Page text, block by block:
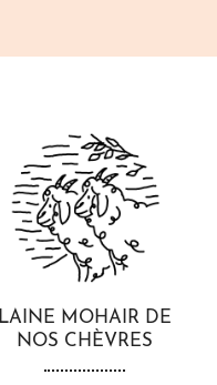
LAINE MOHAIR DE
NOS CHÈVRES